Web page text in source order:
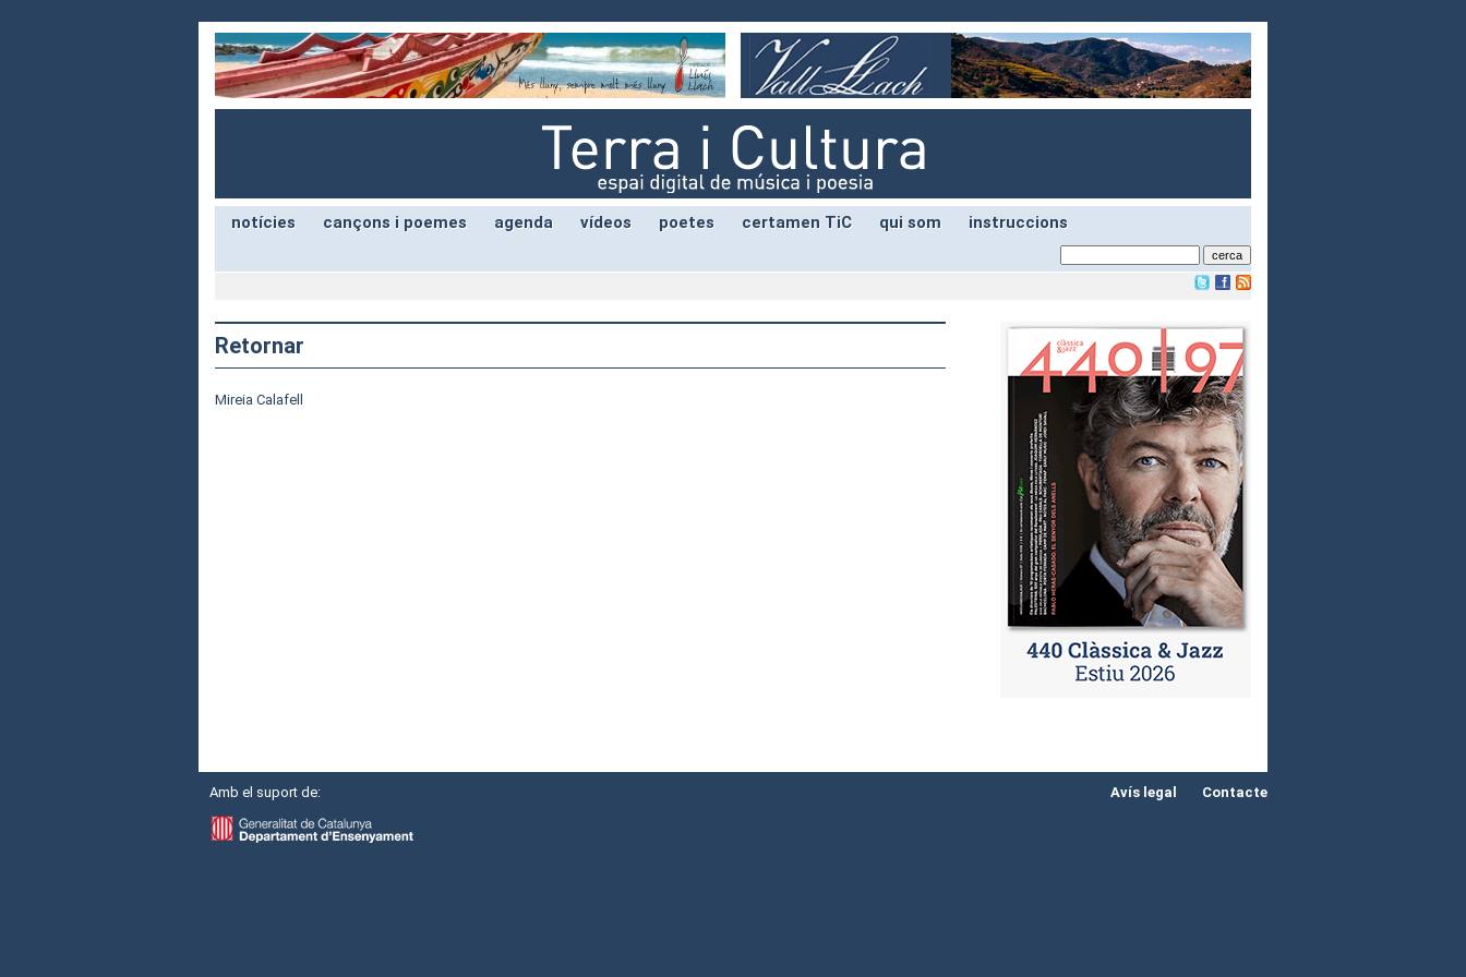
notícies cançons i poemes agenda vídeos poetes certamen TiC qui som instruccions
Retornar
Mireia Calafell
Amb el suport de: Avís legal Contacte